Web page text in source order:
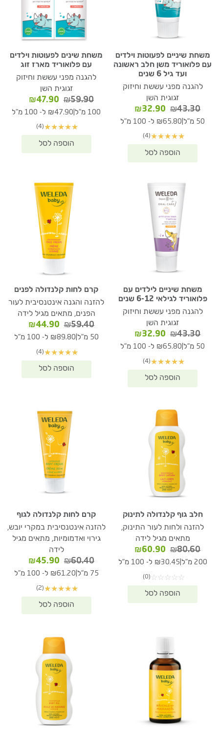
משחת שיניים לפעוטות וילדים
עם פלואוריד משן חלב ראשונה
ועד גיל 6 שנים
להגנה מפני עששת וחיזוק
זגוגית השן
₪43.30
המחיר
המקורי
₪43.30.
₪32.90
המחיר
הנוכחי
50 מ"ל ₪65.80 ל- 100 מ"ל
★
★
★
★
★
(4)
משחת שינים לפעוטות וילדים
עם פלואוריד מארז זוג
להגנה מפני עששת וחיזוק
זגוגית השן
₪59.90
המחיר
המקורי
₪59.90.
₪47.90
הנוכחי
100 מ"ל ₪47.90 ל- 100 מ"ל
★
★
★
★
★
(4)
משחת שיניים לילדים עם
פלואוריד לגילאי 6-12 שנים
להגנה מפני עששת וחיזוק
זגוגית השן
₪43.30
המחיר
המקורי
₪43.30.
₪32.90
המחיר
הנוכחי
50 מ"ל ₪65.80 ל- 100 מ"ל
★
★
★
★
★
(4)
קרם לחות קלנדולה לפנים
להזנה והגנה אינטנסיבית לעור
הפנים, מתאים מגיל לידה
₪59.40
המחיר
המקורי
₪59.40.
₪44.90
הנוכחי
50 מ"ל ₪89.80 ל- 100 מ"ל
★
★
★
★
★
(4)
חלב גוף קלנדולה לתינוק
להזנה ולחות לעור התינוק,
מתאים מגיל לידה
₪80.60
המחיר
המקורי
₪80.60.
₪60.90
המחיר
הנוכחי
200 מ"ל ₪30.45 ל- 100 מ"ל
☆
☆
☆
☆
☆
(0)
קרם לחות קלנדולה לגוף
להזנה אינטנסיבית במקרי יובש,
גירוי ואדמומיות, מתאים מגיל
לידה
₪60.40
המחיר
המקורי
₪60.40.
₪45.90
הנוכחי
75 מ"ל ₪61.20 ל- 100 מ"ל
★
★
★
★
★
(2)